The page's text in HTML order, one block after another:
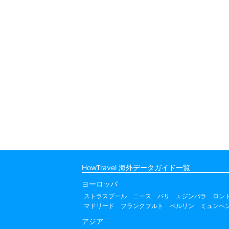
HowTravel 海外データガイド一覧
ヨーロッパ
ストラスブール ニース パリ エジンバラ ロン
マドリード
フランクフルト ベルリン ミュンヘ
アジア